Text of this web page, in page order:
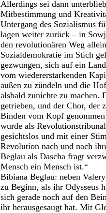
Allerdings sei dann
Mitbestimmung und
Untergang des Sozialismus
lagen weiter zurück – in
den revolutionären Weg
Sozialdemokratie im Stich
gezwungen, sich auf ein
vom wiedererstarkenden
außen zu zündeln und die
alsbald zunichte zu
getrieben, und der Chor, der
Binden vom Kopf
wurde als
gesichtslos und mit einer
Revolution nach und nach
Beglau als Dascha fragt
Mensch ein Mensch ist.“
Bibiana Beglau: neben
zu Beginn, als ihr Odysseus
sich gerade noch auf den
ihr herausgesaugt hat. Mit